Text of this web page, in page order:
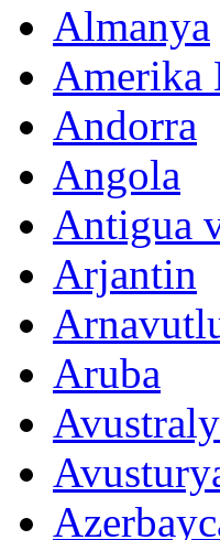
Almanya
Amerika
Andorra
Angola
Antigua
Arjantin
Aruba